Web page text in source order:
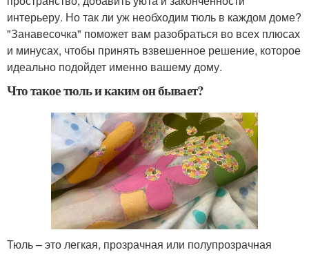
интерьеру. Но так ли уж необходим тюль в каждом доме?
"Занавесочка" поможет вам разобраться во всех плюсах
и минусах, чтобы принять взвешенное решение, которое
идеально подойдет именно вашему дому.
Что такое тюль и каким он бывает?
Тюль – это легкая, прозрачная или полупрозрачная